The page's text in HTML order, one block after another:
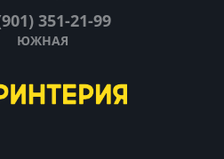
351-21-99
ЮЖНАЯ